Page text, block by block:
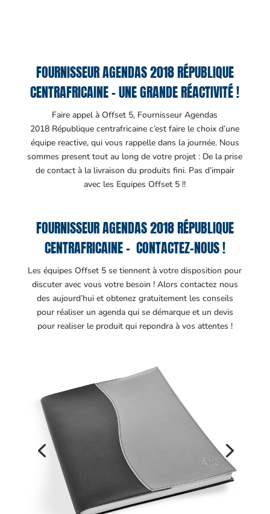
FOURNISSEUR AGENDAS 2018 RÉPUBLIQUE
CENTRAFRICAINE – UNE GRANDE RÉACTIVITÉ !
Faire appel à Offset 5, Fournisseur Agendas
2018 République centrafricaine c’est faire le choix d’une
équipe reactive, qui vous rappelle dans la journée. Nous
sommes present tout au long de votre projet : De la prise
de contact à la livraison du produits fini. Pas d’impair
avec les Equipes Offset 5 !!
FOURNISSEUR AGENDAS 2018 RÉPUBLIQUE
CENTRAFRICAINE – CONTACTEZ-NOUS !
Les équipes Offset 5 se tiennent à votre disposition pour
discuter avec vous votre besoin ! Alors contactez nous
des aujourd’hui et obtenez gratuitement les conseils
pour réaliser un agenda qui se démarque et un devis
pour realiser le produit qui repondra à vos attentes !